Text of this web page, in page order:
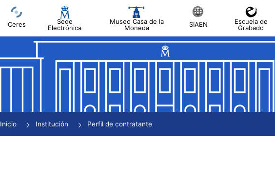
Ceres
Sede
Electrónica
Museo Casa de la
Moneda
SIAEN
Escuela de
Grabado
Mostrar/Ocultar
Mostrar/Ocultar
Inicio Institución Perfil de contratante